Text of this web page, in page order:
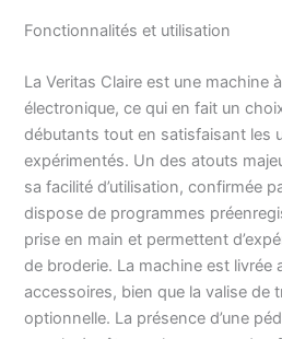
pour
et
à
Fonctionnalités et utilisation
La Veritas Claire est une machine
électronique, ce qui en fait un
débutants tout en satisfaisant les
expérimentés. Un des atouts
sa facilité d’utilisation, confirmée
dispose de programmes
prise en main et permettent
de broderie. La machine est livrée
accessoires, bien que la valise de
optionnelle. La présence d’une